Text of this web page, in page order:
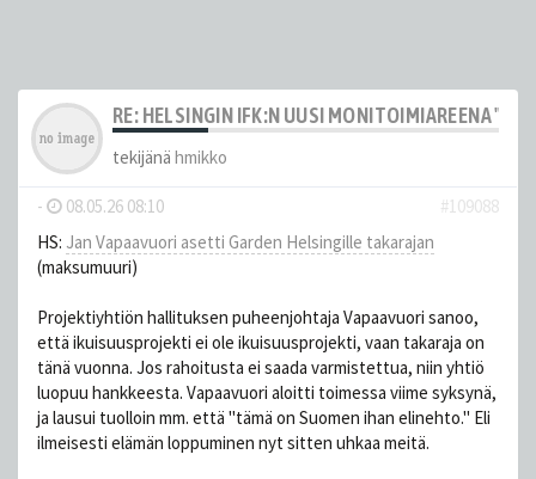
RE: HELSINGIN IFK:N UUSI MONITOIMIAREENA
tekijänä hmikko
- 08.05.26 08:10
#109088
HS: Jan Vapaavuori asetti Garden Helsingille takarajan
(maksumuuri)
Projektiyhtiön hallituksen puheenjohtaja Vapaavuori sanoo,
että ikuisuusprojekti ei ole ikuisuusprojekti, vaan takaraja on
tänä vuonna. Jos rahoitusta ei saada varmistettua, niin yhtiö
luopuu hankkeesta. Vapaavuori aloitti toimessa viime syksynä,
ja lausui tuolloin mm. että "tämä on Suomen ihan elinehto." Eli
ilmeisesti elämän loppuminen nyt sitten uhkaa meitä.